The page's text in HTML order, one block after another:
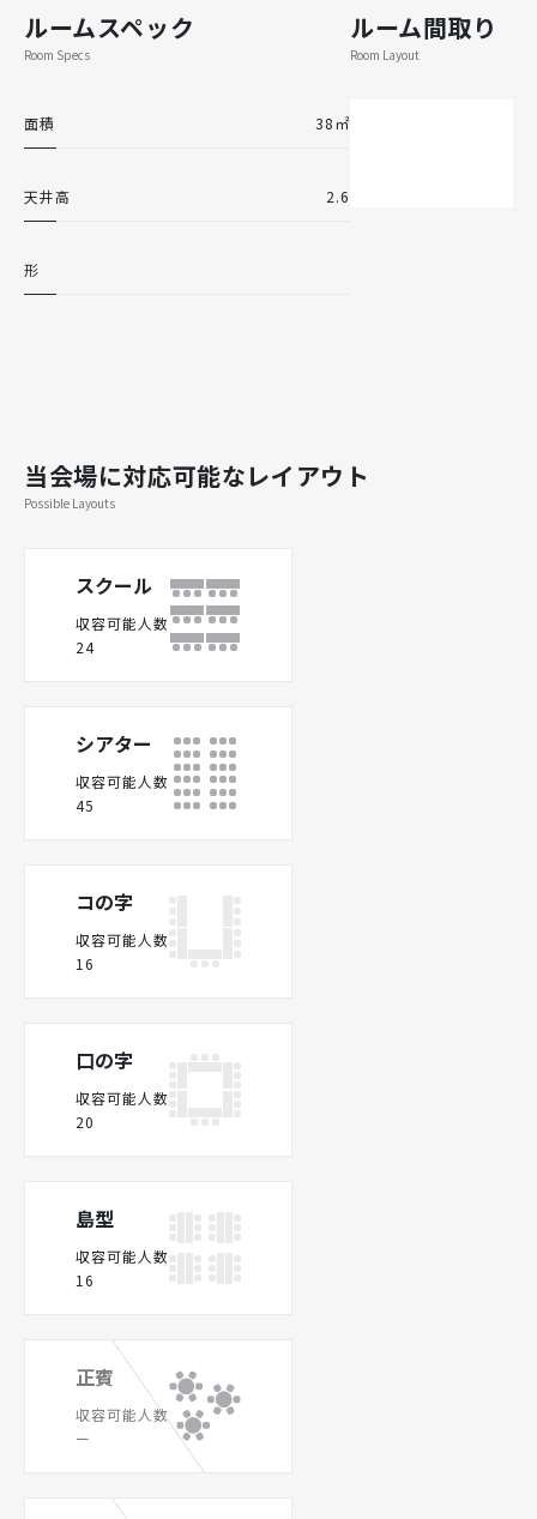
ルームスペック
Room Specs
面積 38㎡
天井高 2.6
形
ルーム間取り
Room Layout
当会場に対応可能なレイアウト
Possible Layouts
スクール
収容可能人数
24
シアター
収容可能人数
45
コの字
収容可能人数
16
口の字
収容可能人数
20
島型
収容可能人数
16
正賓
収容可能人数
ー